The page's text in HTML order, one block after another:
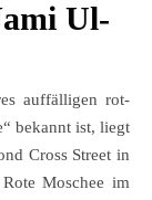
Ul-
auffälligen rot-
bekannt ist, liegt
Cross Street in
Moschee im